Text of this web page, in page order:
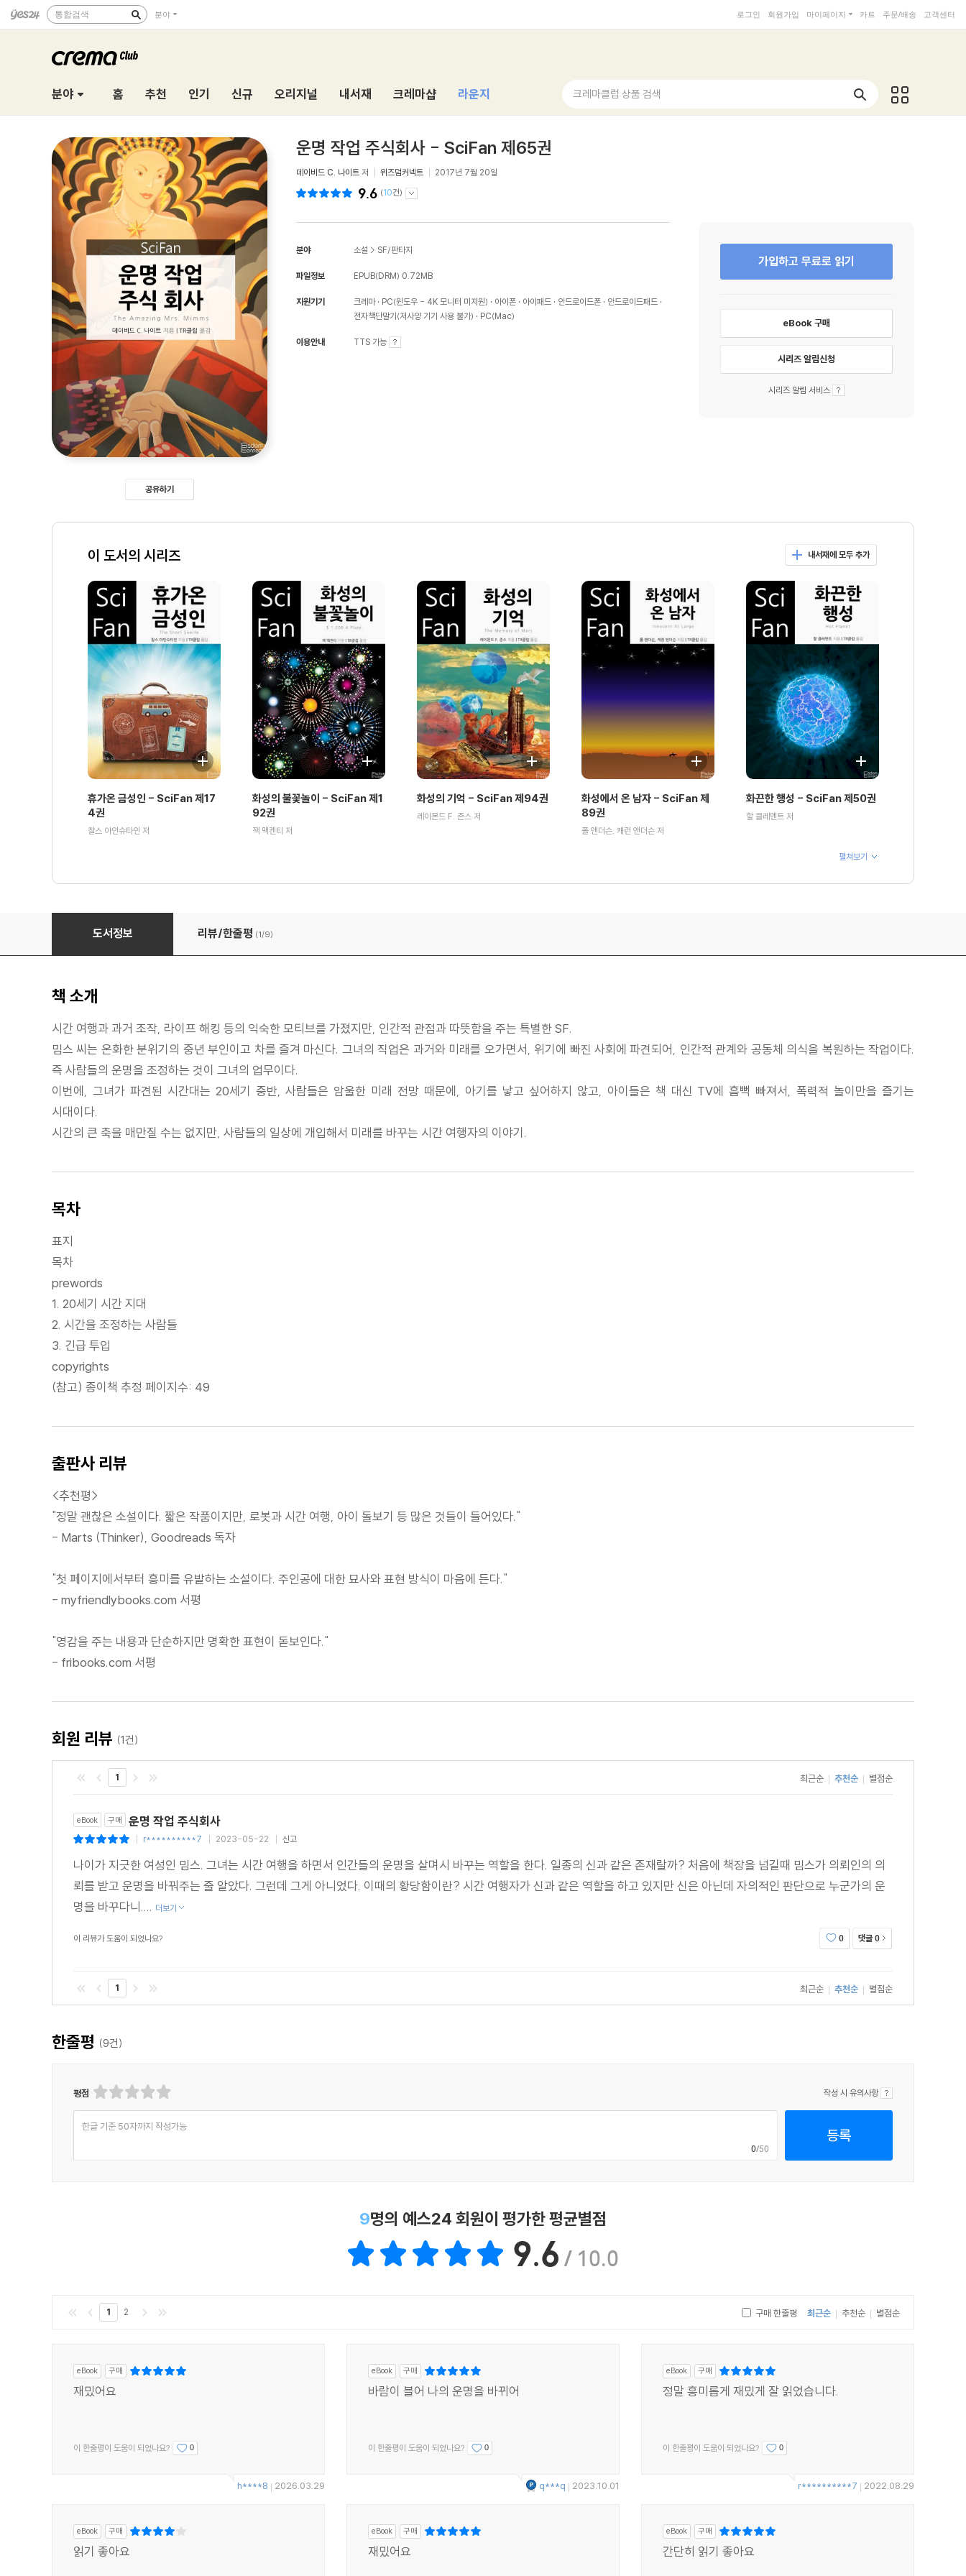
통합검색 분야 로그인 회원가입 마이페이지 카트 주문/배송 고객센터
분야 홈 추천 인기 신규 오리지널 내서재 크레마샵 라운지 크레마클럽 상품 검색
공유하기
운명 작업 주식회사 - SciFan 제65권
데이비드 C. 나이트 저 위즈덤커넥트 2017년 7월 20일
9.6 (10건)
분야 소설 > SF/판타지
파일정보 EPUB(DRM) 0.72MB
지원기기 크레마 PC(윈도우 - 4K 모니터 미지원) 아이폰 아이패드 안드로이드폰
안드로이드패드
전자책단말기(저사양 기기 사용 불가)
PC(Mac)
이용안내 TTS 가능
가입하고 무료로 읽기
eBook 구매
시리즈 알림신청
시리즈 알림 서비스
이 도서의 시리즈 내서재에 모두 추가
휴가온 금성인 - SciFan 제17
4권
찰스 아인슈타인 저
화성의 불꽃놀이 - SciFan 제1
92권
잭 맥켄티 저
화성의 기억 - SciFan 제94권
레이몬드 F. 존스 저
화성에서 온 남자 - SciFan 제
89권
폴 앤더슨, 캐런 앤더슨 저
화끈한 행성 - SciFan 제50권
할 클레멘트 저
펼쳐보기
운명 작업 주식회사 - SciFan 제65권
도서정보 리뷰/한줄평 (1/9)
책 소개
시간 여행과 과거 조작, 라이프 해킹 등의 익숙한 모티브를 가졌지만, 인간적 관점과 따뜻함을 주는 특별한 SF.
밈스 씨는 온화한 분위기의 중년 부인이고 차를 즐겨 마신다. 그녀의 직업은 과거와 미래를 오가면서, 위기에 빠진 사회에 파견되어, 인간적 관계와 공동체 의식을 복원하는 작업이다.
즉 사람들의 운명을 조정하는 것이 그녀의 업무이다.
이번에, 그녀가 파견된 시간대는 20세기 중반, 사람들은 암울한 미래 전망 때문에, 아기를 낳고 싶어하지 않고, 아이들은 책 대신 TV에 흠뻑 빠져서, 폭력적 놀이만을 즐기는
시대이다.
시간의 큰 축을 매만질 수는 없지만, 사람들의 일상에 개입해서 미래를 바꾸는 시간 여행자의 이야기.
목차
표지
목차
prewords
1. 20세기 시간 지대
2. 시간을 조정하는 사람들
3. 긴급 투입
copyrights
(참고) 종이책 추정 페이지수: 49
출판사 리뷰
<추천평>
"정말 괜찮은 소설이다. 짧은 작품이지만, 로봇과 시간 여행, 아이 돌보기 등 많은 것들이 들어있다."
- Marts (Thinker), Goodreads 독자
"첫 페이지에서부터 흥미를 유발하는 소설이다. 주인공에 대한 묘사와 표현 방식이 마음에 든다."
- myfriendlybooks.com 서평
"영감을 주는 내용과 단순하지만 명확한 표현이 돋보인다."
- fribooks.com 서평
회원 리뷰 (1건)
1 최근순 | 추천순 | 별점순
eBook 구매 운명 작업 주식회사
r**********7 2023-05-22 신고
나이가 지긋한 여성인 밈스. 그녀는 시간 여행을 하면서 인간들의 운명을 살며시 바꾸는 역할을 한다. 일종의 신과 같은 존재랄까? 처음에 책장을 넘길때 밈스가 의뢰인의 의
뢰를 받고 운명을 바꿔주는 줄 알았다. 그런데 그게 아니었다. 이때의 황당함이란? 시간 여행자가 신과 같은 역할을 하고 있지만 신은 아닌데 자의적인 판단으로 누군가의 운
명을 바꾸다니.... 더보기
이 리뷰가 도움이 되었나요? 0 댓글 0
1 최근순 | 추천순 | 별점순
한줄평 (9건)
평점 작성 시 유의사항
한글 기준 50자까지 작성가능
0/50
등록
9명의 예스24 회원이 평가한 평균별점
9.6 / 10.0
1 2 구매 한줄평 최근순 | 추천순 | 별점순
eBook 구매
재밌어요
이 한줄평이 도움이 되었나요? 0
h****8 | 2026.03.29
eBook 구매
바람이 블어 나의 운명을 바뀌어
이 한줄평이 도움이 되었나요? 0
q***q | 2023.10.01
eBook 구매
정말 흥미롭게 재밌게 잘 읽었습니다.
이 한줄평이 도움이 되었나요? 0
r**********7 | 2022.08.29
eBook 구매
읽기 좋아요
eBook 구매
재밌어요
eBook 구매
간단히 읽기 좋아요